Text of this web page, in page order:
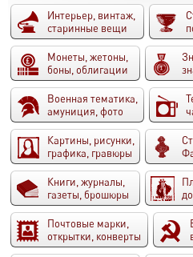
Интерьер, винтаж,
старинные вещи
Монеты, жетоны,
боны, облигации
Военная тематика,
амуниция, фото
Картины, рисунки,
графика, гравюры
Книги, журналы,
газеты, брошюры
Почтовые марки,
открытки, конверты